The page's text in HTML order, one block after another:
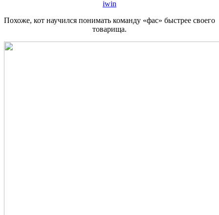
iwin
Похоже, кот научился понимать команду «фас» быстрее своего
товарища.